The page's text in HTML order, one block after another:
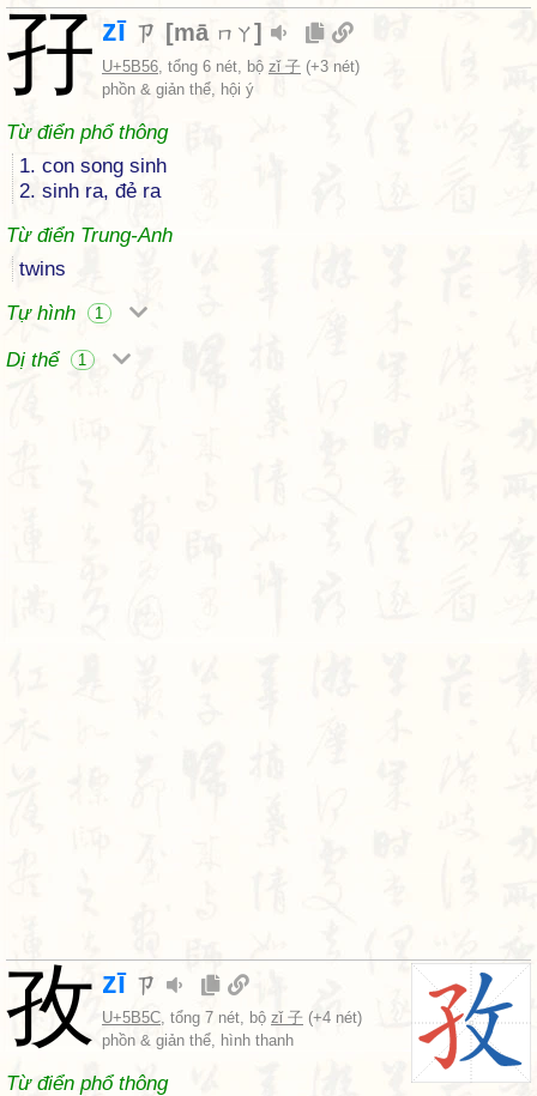
孖 zī ㄗ [mā ㄇㄚ]
U+5B56, tổng 6 nét, bộ zǐ 子 (+3 nét)
phồn & giản thể, hội ý
Từ điển phổ thông
1. con song sinh
2. sinh ra, đẻ ra
Từ điển Trung-Anh
twins
Tự hình
1
Dị thể 1
孜 zī ㄗ
U+5B5C, tổng 7 nét, bộ zǐ 子 (+4 nét)
phồn & giản thể, hình thanh
Từ điển phổ thông